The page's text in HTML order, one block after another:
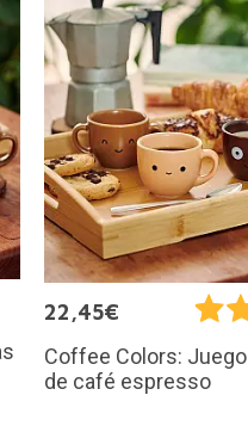
22,45€
Coffee Colors:
de café espresso